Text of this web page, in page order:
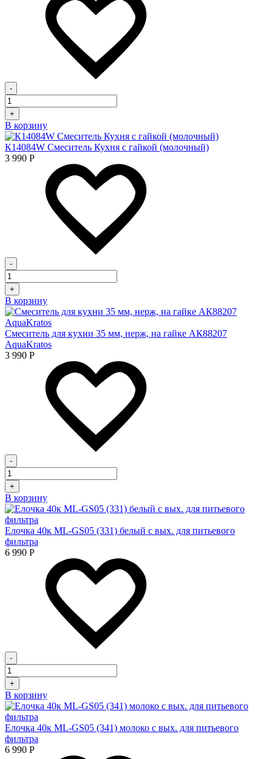
-
+
В корзину
К14084W Смеситель Кухня с гайкой (молочный)
3 990 Р
-
+
В корзину
Смеситель для кухни 35 мм, нерж, на гайке АК88207
AquaKratos
3 990 Р
-
+
В корзину
Елочка 40к ML-GS05 (331) белый с вых. для питьевого
фильтра
6 990 Р
-
+
В корзину
Елочка 40к ML-GS05 (341) молоко с вых. для питьевого
фильтра
6 990 Р